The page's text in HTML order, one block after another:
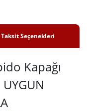
Taksit Seçenekleri
Kapağı